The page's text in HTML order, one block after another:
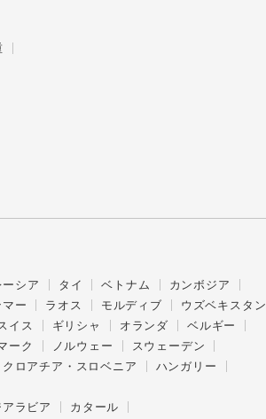
ーシア タイ ベトナム
カンボジア
マー ラオス モルディブ
ウズベキスタン
イス ギリシャ オランダ
ベルギー
ーク ノルウェー
スウェーデン
クロアチア・スロベニア
ハンガリー
ラビア
カタール